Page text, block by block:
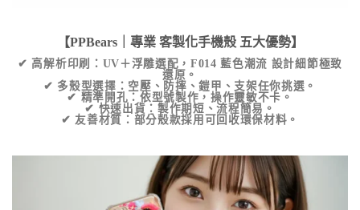
【PPBears｜專業 客製化手機殼五大優勢】
✔ 高解析印刷 ：UV＋浮雕選配， F014 藍色潮流 設計細節極致
還原。
✔ 多殼型選擇 ：空壓、防摔、鎧甲、支架任你挑選。
✔ 精準開孔 ：依型號製作，操作靈敏不卡。
✔ 快速出貨 ：製作期短、流程簡易。
✔ 友善材質 ：部分殼款採用可回收環保材料。